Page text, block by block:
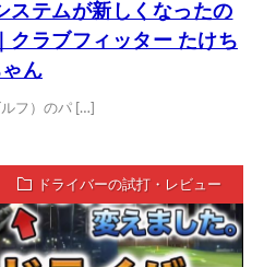
ステムが新しくなったの
クラブフィッター たけち
ん
フ）のパ […]
ドライバーの試打・レビュー